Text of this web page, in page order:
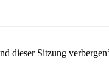
Sitzung